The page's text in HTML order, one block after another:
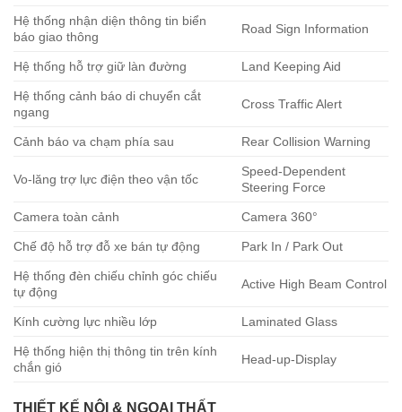
Hệ thống nhận diện thông tin biển
báo giao thông
Road Sign Information
Hệ thống hỗ trợ giữ làn đường Land Keeping Aid
Hệ thống cảnh báo di chuyển cắt
ngang
Cross Traffic Alert
Cảnh báo va chạm phía sau Rear Collision Warning
Vo-lăng trợ lực điện theo vận tốc
Speed-Dependent
Steering Force
Camera toàn cảnh Camera 360°
Chế độ hỗ trợ đỗ xe bán tự động Park In / Park Out
Hệ thống đèn chiếu chỉnh góc chiếu
tự động
Active High Beam Control
Kính cường lực nhiều lớp Laminated Glass
Hệ thống hiện thị thông tin trên kính
chắn gió
Head-up-Display
THIẾT KẾ NỘI & NGOẠI THẤT